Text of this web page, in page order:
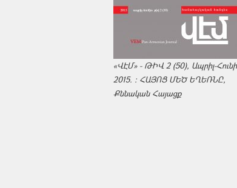
«ՎԷՄ» - ԹԻՎ 2 (50), Ապրիլ-
2015. : ՀԱՅՈՑ ՄԵԾ ԵՂԵՌՆԸ,
Քննական Հայացք